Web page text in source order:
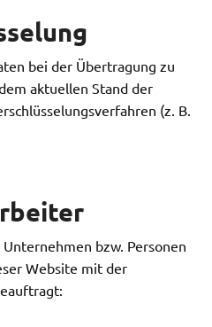
bei der Übertragung zu
aktuellen Stand der
(z. B.
bzw. Personen
Website mit der